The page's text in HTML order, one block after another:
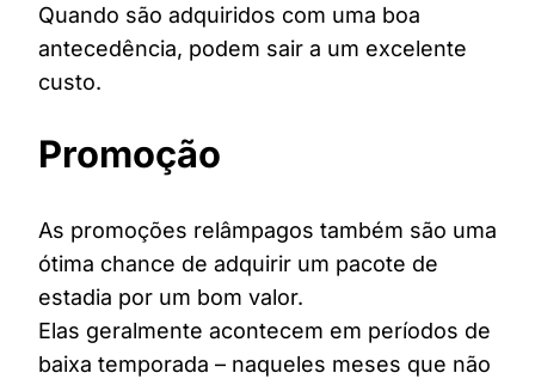
Quando são adquiridos com uma boa
antecedência, podem sair a um excelente
custo.
Promoção
As promoções relâmpagos também são uma
ótima chance de adquirir um pacote de
estadia por um bom valor.
Elas geralmente acontecem em períodos de
baixa temporada – naqueles meses que não